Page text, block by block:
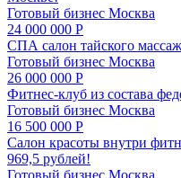
Готовый бизнес Москва
24 000 000 Р
СПА салон тайского
Готовый бизнес Москва
26 000 000 Р
Фитнес-клуб из состава
Готовый бизнес Москва
16 500 000 Р
Салон красоты внутри
969,5 рублей!
Готовый бизнес Москва